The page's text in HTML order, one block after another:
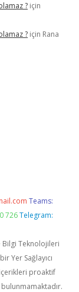
? için
? için Rana
Teams:
726 Telegram:
Bilgi Teknolojileri
Yer Sağlayıcı
proaktif